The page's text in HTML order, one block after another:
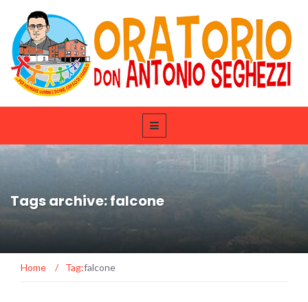
Tags archive: falcone
Home / Tag:falcone